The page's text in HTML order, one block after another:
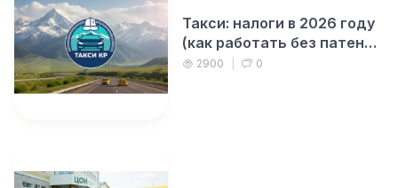
Такси: налоги в 2026 году
(как работать без патента
и ИП)
2900 0